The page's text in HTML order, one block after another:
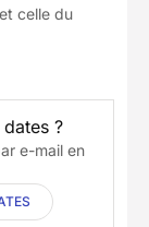
celle du
?
e-mail en